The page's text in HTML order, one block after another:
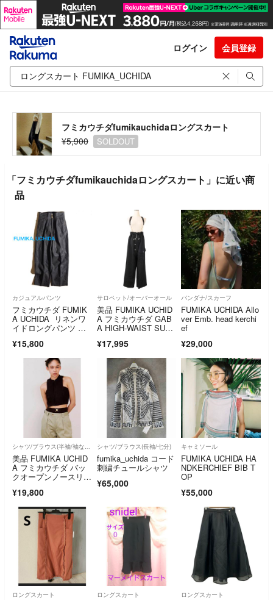
ログイン 会員登録
フミカウチダfumikauchidaロングスカート
¥5,900
SOLDOUT
「フミカウチダfumikauchidaロングスカート」に近い商
品
カジュアルパンツ
フミカウチダ FUMIK
A UCHIDA リネンワ
イドロングパンツ リ
ク 貝ボタン
¥15,800
サロペット/オーバーオール
美品 FUMIKA UCHID
A フミカウチダ GAB
A HIGH-WAIST SUSP
ンダーパンツ FU-E-P
T005 サイズ36 ブラッ
ク レディース 古着 中
古 USED
¥17,995
バンダナ/スカーフ
FUMIKA UCHIDA Allo
ver Emb. head kerchi
ef
¥29,000
シャツ/ブラウス(半袖/袖なし)
美品 FUMIKA UCHID
A フミカウチダ バッ
クオープンノースリー
ン シルク混 日本 ベス
ト ビスチェ
¥19,800
シャツ/ブラウス(長袖/七分)
fumika_uchida コード
刺繍チュールシャツ
¥65,000
キャミソール
FUMIKA UCHIDA HA
NDKERCHIEF BIB T
OP
¥55,000
ロングスカート ロングスカート ロングスカート